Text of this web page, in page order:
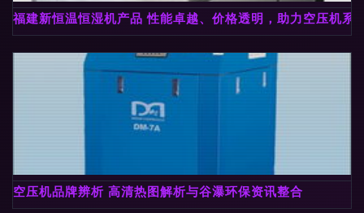
福建新恒温恒湿机产品 性能卓越、价格透明，助力空压机系
空压机品牌辨析 高清热图解析与谷瀑环保资讯整合